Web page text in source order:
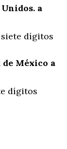
a
dígitos
México a
dígitos